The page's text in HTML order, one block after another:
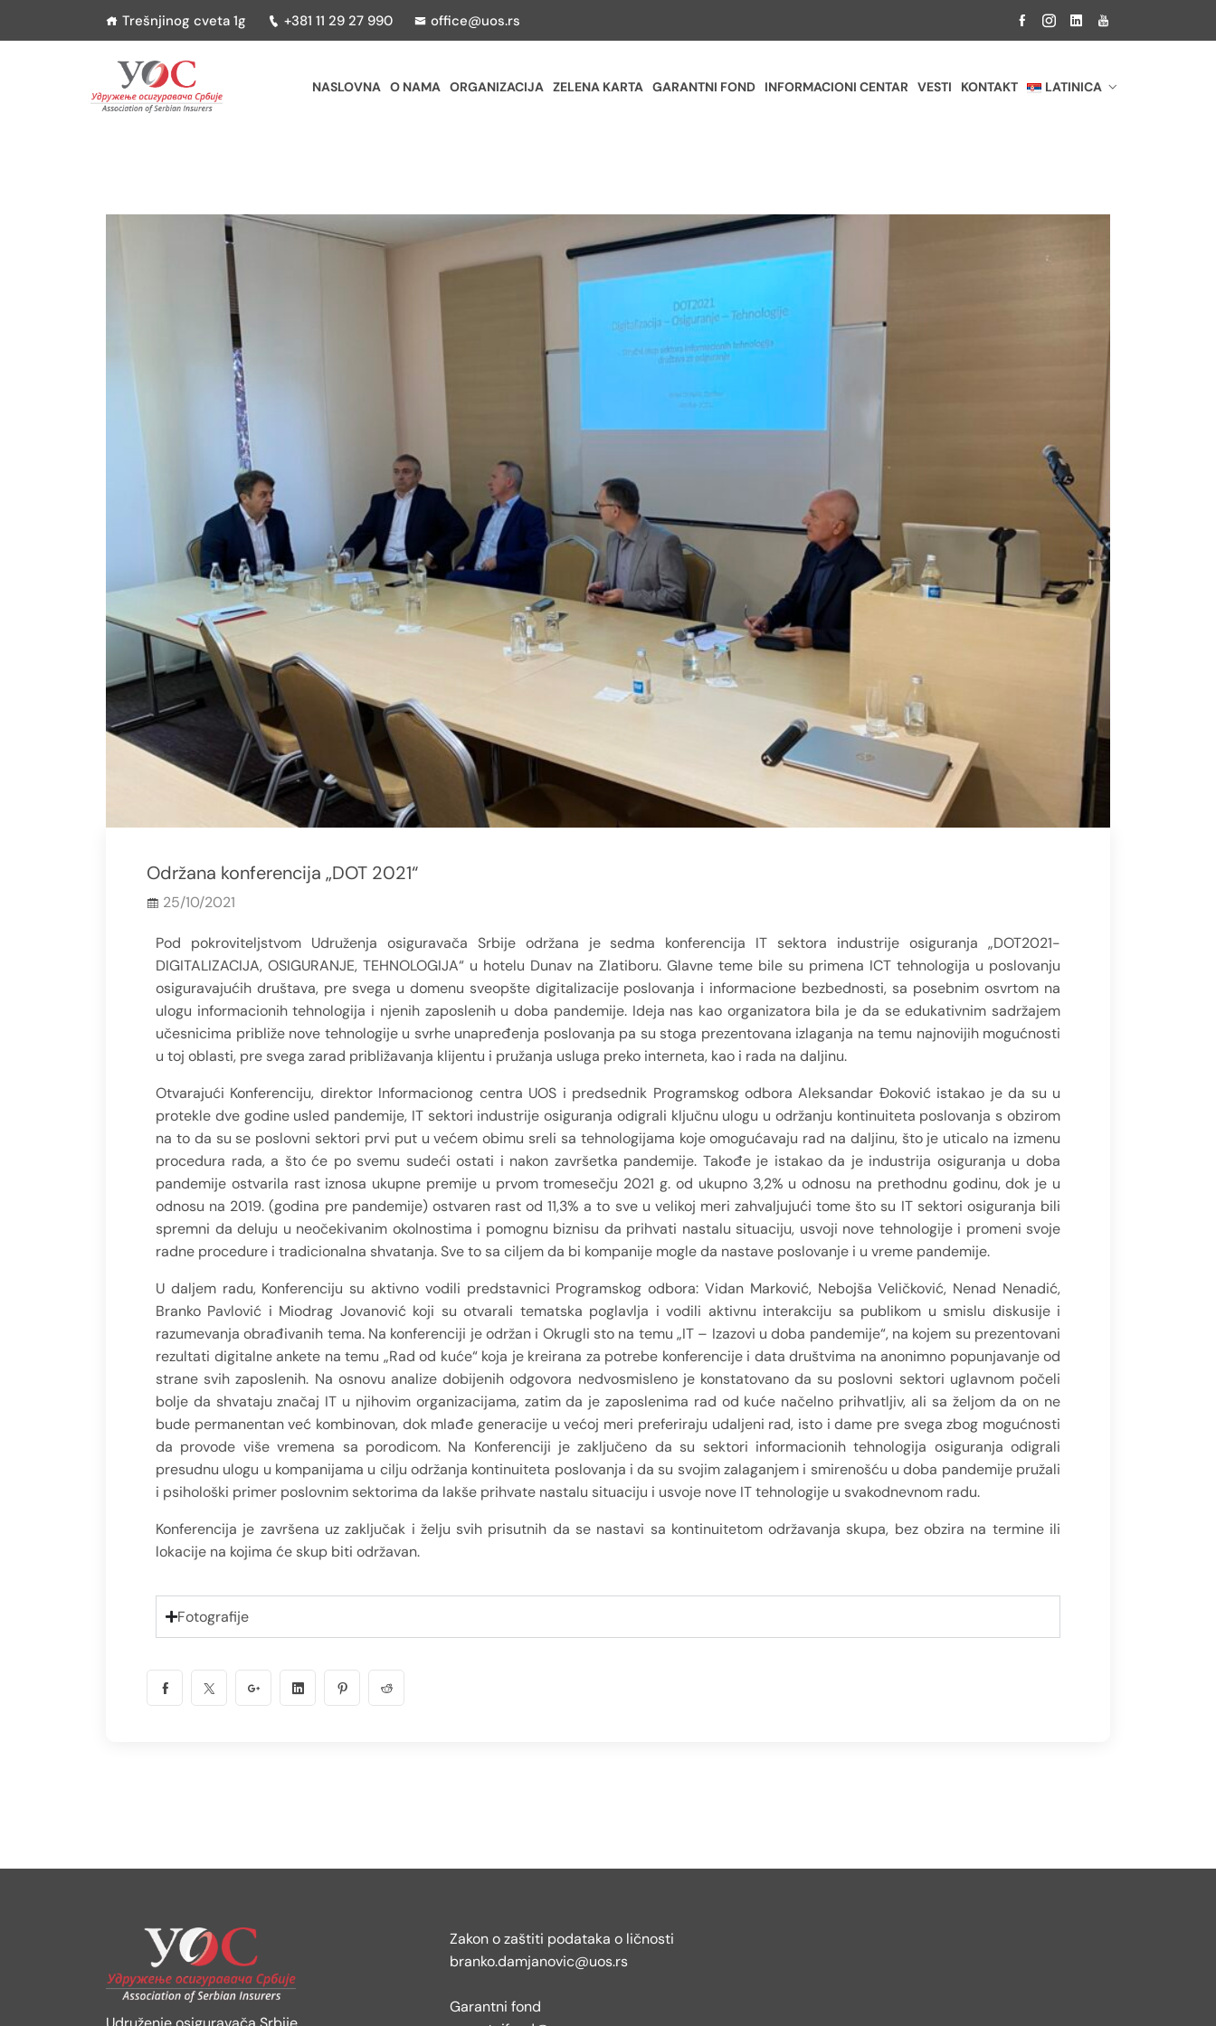
Trešnjinog cveta 1g +381 11 29 27 990 office@uos.rs
NASLOVNA O NAMA ORGANIZACIJA ZELENA KARTA GARANTNI FOND INFORMACIONI CENTAR VESTI KONTAKT LATINICA
Održana konferencija „DOT 2021“
25/10/2021
Pod pokroviteljstvom Udruženja osiguravača Srbije održana je sedma konferencija IT sektora industrije osiguranja „DOT2021-
DIGITALIZACIJA, OSIGURANJE, TEHNOLOGIJA“ u hotelu Dunav na Zlatiboru. Glavne teme bile su primena ICT tehnologija u poslovanju
osiguravajućih društava, pre svega u domenu sveopšte digitalizacije poslovanja i informacione bezbednosti, sa posebnim osvrtom na
ulogu informacionih tehnologija i njenih zaposlenih u doba pandemije. Ideja nas kao organizatora bila je da se edukativnim sadržajem
učesnicima približe nove tehnologije u svrhe unapređenja poslovanja pa su stoga prezentovana izlaganja na temu najnovijih mogućnosti
u toj oblasti, pre svega zarad približavanja klijentu i pružanja usluga preko interneta, kao i rada na daljinu.
Otvarajući Konferenciju, direktor Informacionog centra UOS i predsednik Programskog odbora Aleksandar Đoković istakao je da su u
protekle dve godine usled pandemije, IT sektori industrije osiguranja odigrali ključnu ulogu u održanju kontinuiteta poslovanja s obzirom
na to da su se poslovni sektori prvi put u većem obimu sreli sa tehnologijama koje omogućavaju rad na daljinu, što je uticalo na izmenu
procedura rada, a što će po svemu sudeći ostati i nakon završetka pandemije. Takođe je istakao da je industrija osiguranja u doba
pandemije ostvarila rast iznosa ukupne premije u prvom tromesečju 2021 g. od ukupno 3,2% u odnosu na prethodnu godinu, dok je u
odnosu na 2019. (godina pre pandemije) ostvaren rast od 11,3% a to sve u velikoj meri zahvaljujući tome što su IT sektori osiguranja bili
spremni da deluju u neočekivanim okolnostima i pomognu biznisu da prihvati nastalu situaciju, usvoji nove tehnologije i promeni svoje
radne procedure i tradicionalna shvatanja. Sve to sa ciljem da bi kompanije mogle da nastave poslovanje i u vreme pandemije.
U daljem radu, Konferenciju su aktivno vodili predstavnici Programskog odbora: Vidan Marković, Nebojša Veličković, Nenad Nenadić,
Branko Pavlović i Miodrag Jovanović koji su otvarali tematska poglavlja i vodili aktivnu interakciju sa publikom u smislu diskusije i
razumevanja obrađivanih tema. Na konferenciji je održan i Okrugli sto na temu „IT – Izazovi u doba pandemije“, na kojem su prezentovani
rezultati digitalne ankete na temu „Rad od kuće“ koja je kreirana za potrebe konferencije i data društvima na anonimno popunjavanje od
strane svih zaposlenih. Na osnovu analize dobijenih odgovora nedvosmisleno je konstatovano da su poslovni sektori uglavnom počeli
bolje da shvataju značaj IT u njihovim organizacijama, zatim da je zaposlenima rad od kuće načelno prihvatljiv, ali sa željom da on ne
bude permanentan već kombinovan, dok mlađe generacije u većoj meri preferiraju udaljeni rad, isto i dame pre svega zbog mogućnosti
da provode više vremena sa porodicom. Na Konferenciji je zaključeno da su sektori informacionih tehnologija osiguranja odigrali
presudnu ulogu u kompanijama u cilju održanja kontinuiteta poslovanja i da su svojim zalaganjem i smirenošću u doba pandemije pružali
i psihološki primer poslovnim sektorima da lakše prihvate nastalu situaciju i usvoje nove IT tehnologije u svakodnevnom radu.
Konferencija je završena uz zaključak i želju svih prisutnih da se nastavi sa kontinuitetom održavanja skupa, bez obzira na termine ili
lokacije na kojima će skup biti održavan.
Fotografije
Zakon o zaštiti podataka o ličnosti
branko.damjanovic@uos.rs
Garantni fond